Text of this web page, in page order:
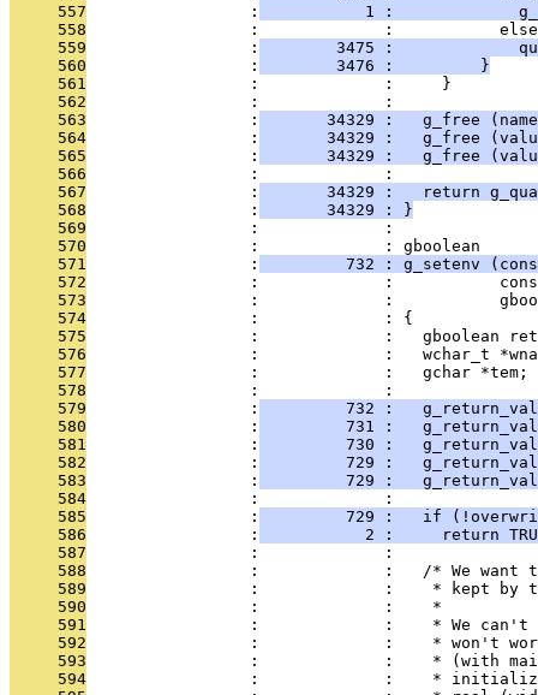
     557
                 :
1 :
     558
                 :             :           else
     559
                 :
3475 :
     560
                 :
        3476 :         }
     561
                 :             :     }
     562
                 :             :
     563
                 :
34329 :   g_free
     564
                 :
34329 :   g_free
     565
                 :
34329 :   g_free
     566
                 :             :
     567
                 :
34329 :   return
     568
                 :
       34329 : }
     569
                 :             :
     570
                 :             : gboolean
     571
                 :
732 : g_setenv
     572
:             :
     573
:             :
     574
                 :             : {
     575
:             :   gboolean
     576
:             :   wchar_t
     577
                 :             :   gchar *tem;
     578
                 :             :
     579
                 :
732 :
     580
                 :
731 :
     581
                 :
730 :
     582
                 :
729 :
     583
                 :
729 :
     584
                 :             :
     585
                 :
729 :   if
     586
                 :
2 :     return
     587
                 :             :
     588
:             :   /* We want
     589
:             :    * kept by
     590
                 :             :    *
     591
:             :    * We
     592
:             :    * won't
     593
:             :    * (with
     594
:             :    *